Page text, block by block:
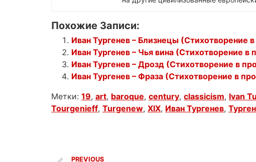
Похожие Записи:
Иван Тургенев – Близнецы (Стихотворение
Иван Тургенев – Чья вина (Стихотворение в
Иван Тургенев – Дрозд (Стихотворение в
Иван Тургенев – Фраза (Стихотворение в
Метки: 19, art, baroque, century, classicism, Ivan
Tourgenieff, Turgenew, XIX, Иван Тургенев,
PREVIOUS